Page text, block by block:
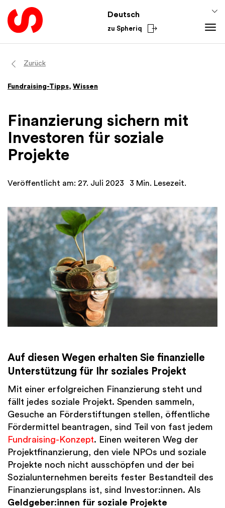
Deutsch
zu Spheriq
Verzeichnis
Recherche
Spenden-Tools
Netzwerke
Fundraising-Tipps
Finanzen
Academy
Aus dem Sektor
Zurück
Fundraising-Tipps, Wissen
Finanzierung sichern mit
Investoren für soziale
Projekte
Veröffentlicht am: 27. Juli 2023 3 Min. Lesezeit.
Auf diesen Wegen erhalten Sie finanzielle
Unterstützung für Ihr soziales Projekt
Mit einer erfolgreichen Finanzierung steht und
fällt jedes soziale Projekt. Spenden sammeln,
Gesuche an Förderstiftungen stellen, öffentliche
Fördermittel beantragen, sind Teil von fast jedem
Fundraising-Konzept. Einen weiteren Weg der
Projektfinanzierung, den viele NPOs und soziale
Projekte noch nicht ausschöpfen und der bei
Sozialunternehmen bereits fester Bestandteil des
Finanzierungsplans ist, sind Investor:innen. Als
Geldgeber:innen für soziale Projekte